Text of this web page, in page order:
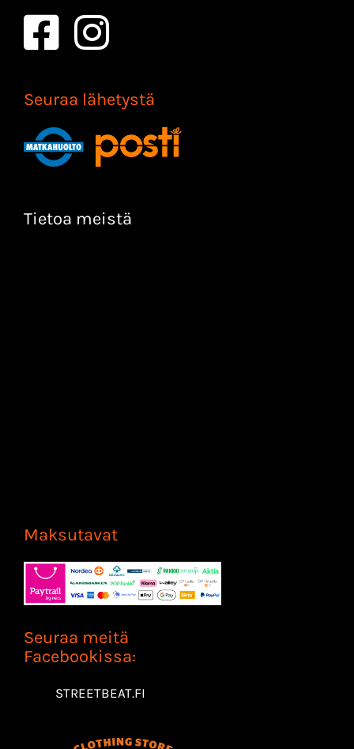
Seuraa lähetystä
Tietoa meistä
Maksutavat
Seuraa meitä
Facebookissa:
STREETBEAT.FI